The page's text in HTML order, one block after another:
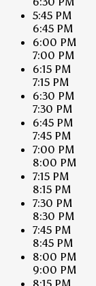
5:45 PM
6:45 PM
6:00 PM
7:00 PM
6:15 PM
7:15 PM
6:30 PM
7:30 PM
6:45 PM
7:45 PM
7:00 PM
8:00 PM
7:15 PM
8:15 PM
7:30 PM
8:30 PM
7:45 PM
8:45 PM
8:00 PM
9:00 PM
8:15 PM